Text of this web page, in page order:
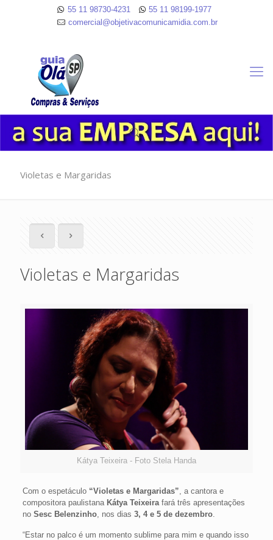
55 11 98730-4231
55 11 98199-1977
comercial@objetivacomunicamidia.com.br
Violetas e Margaridas
Violetas e Margaridas
Kátya Teixeira - Foto Stela Handa
Com o espetáculo “Violetas e Margaridas” , a cantora e
compositora paulistana Kátya Teixeirafará três apresentações
no Sesc Belenzinho, nos dias 3, 4 e 5 de dezembro.
“Estar no palco é um momento sublime para mim e quando isso